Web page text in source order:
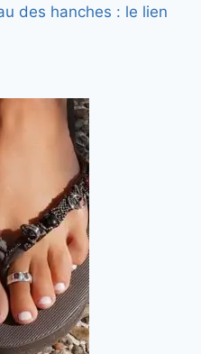
des hanches : le lien